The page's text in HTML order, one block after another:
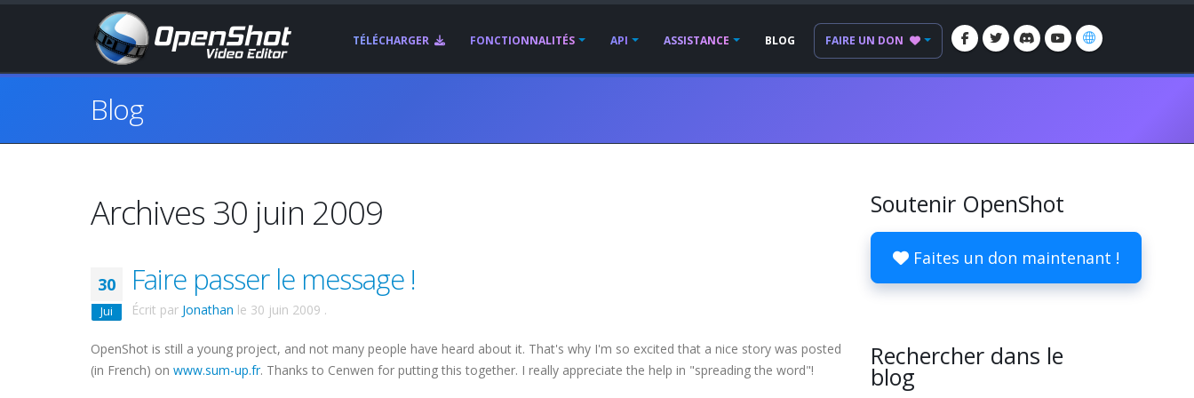
TÉLÉCHARGER FONCTIONNALITÉS API ASSISTANCE BLOG FAIRE UN DON
Blog
Archives 30 juin 2009
30
Jui
Faire passer le message !
Écrit par Jonathan le 30 juin 2009 .
OpenShot is still a young project, and not many people have heard about it. That's why I'm so excited that a nice story was posted
(in French) on www.sum-up.fr. Thanks to Cenwen for putting this together. I really appreciate the help in "spreading the word"!
Soutenir OpenShot
Faites un don maintenant !
Rechercher dans le
blog